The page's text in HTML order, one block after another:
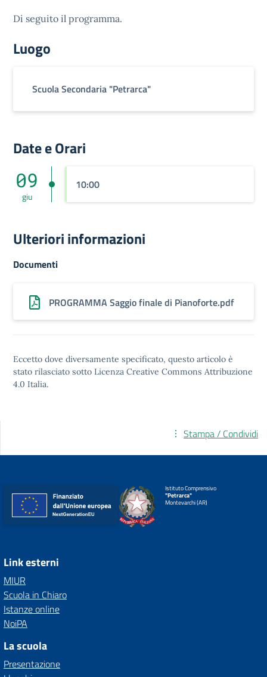
Di seguito il programma.
Luogo
Scuola Secondaria "Petrarca"
Date e Orari
09
giu
10:00
Ulteriori informazioni
Documenti
PROGRAMMA Saggio finale di Pianoforte.pdf
Eccetto dove diversamente specificato, questo articolo è
stato rilasciato sotto Licenza Creative Commons Attribuzione
4.0 Italia.
Stampa / Condividi
Istituto Comprensivo
"Petrarca"
Montevarchi (AR)
Link esterni
MIUR
Scuola in Chiaro
Istanze online
NoiPA
La scuola
Presentazione